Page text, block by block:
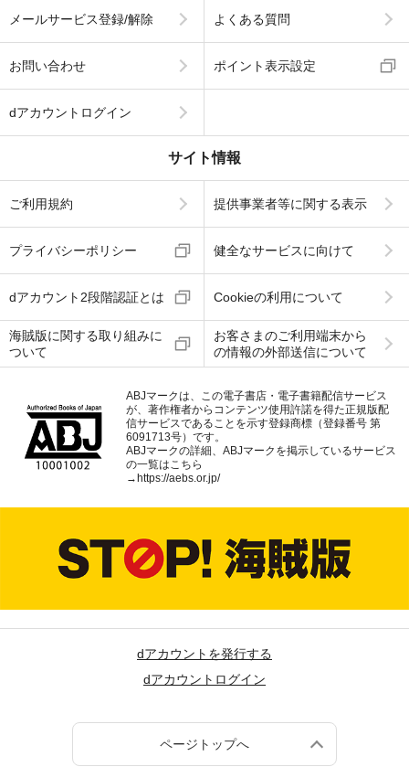
メールサービス登録/解除 よくある質問
お問い合わせ ポイント表示設定
dアカウントログイン
サイト情報
ご利用規約 提供事業者等に関する表示
プライバシーポリシー 健全なサービスに向けて
dアカウント2段階認証とは Cookieの利用について
海賊版に関する取り組みに
ついて
お客さまのご利用端末から
の情報の外部送信について
ABJマークは、この電子書店・電子書籍配信サービス
が、著作権者からコンテンツ使用許諾を得た正規版配
信サービスであることを示す登録商標（登録番号 第
6091713号）です。
ABJマークの詳細、ABJマークを掲示しているサービス
の一覧はこちら
→ https://aebs.or.jp/
dアカウントを発行する
dアカウントログイン
ページトップへ